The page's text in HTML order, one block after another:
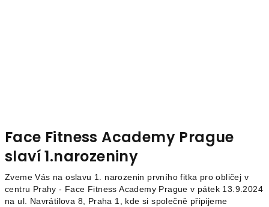
Face Fitness Academy Prague
slaví 1.narozeniny
Zveme Vás na oslavu 1. narozenin prvního fitka pro obličej v
centru Prahy - Face Fitness Academy Prague v pátek 13.9.2024
na ul. Navrátilova 8, Praha 1, kde si společně připijeme